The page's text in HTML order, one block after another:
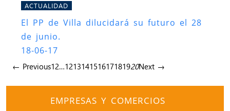
ACTUALIDAD
El PP de Villa dilucidará su futuro el 28
de junio.
18-06-17
← Previous12…121314151617181920Next →
EMPRESAS Y COMERCIOS